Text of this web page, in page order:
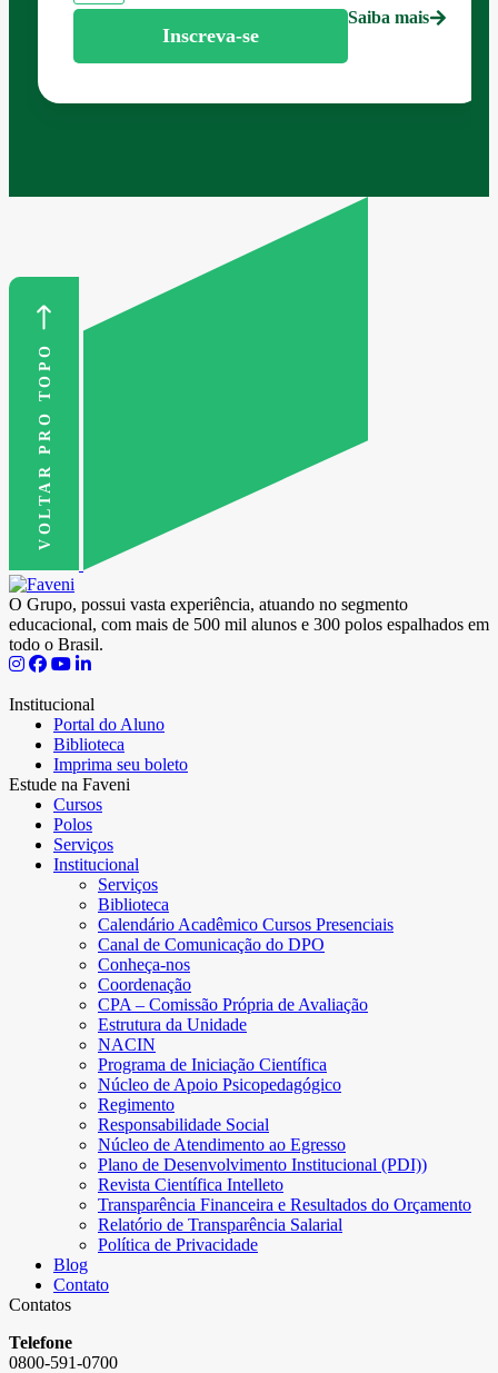
Inscreva-se
Saiba mais
VOLTAR PRO TOPO
O Grupo, possui vasta experiência, atuando no segmento
educacional, com mais de 500 mil alunos e 300 polos espalhados em
todo o Brasil.
Institucional
Portal do Aluno
Biblioteca
Imprima seu boleto
Estude na Faveni
Cursos
Polos
Serviços
Institucional
Serviços
Biblioteca
Calendário Acadêmico Cursos Presenciais
Canal de Comunicação do DPO
Conheça-nos
Coordenação
CPA – Comissão Própria de Avaliação
Estrutura da Unidade
NACIN
Programa de Iniciação Científica
Núcleo de Apoio Psicopedagógico
Regimento
Responsabilidade Social
Núcleo de Atendimento ao Egresso
Plano de Desenvolvimento Institucional (PDI))
Revista Científica Intelleto
Transparência Financeira e Resultados do Orçamento
Relatório de Transparência Salarial
Política de Privacidade
Blog
Contato
Contatos
Telefone
0800-591-0700